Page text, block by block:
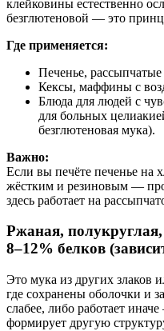
клейковины естественно
безглютеновой — это
Где применяется:
Печенье,
Кексы, маффины с
Блюда для людей с
для больных
безглютеновая мука).
Важно:
Если вы печёте печенье на
жёстким и резиновым —
здесь работает на
Ржаная,
8–12% белков
Это мука из других злаков
где сохранены оболочки и
слабее, либо работает
формирует другую